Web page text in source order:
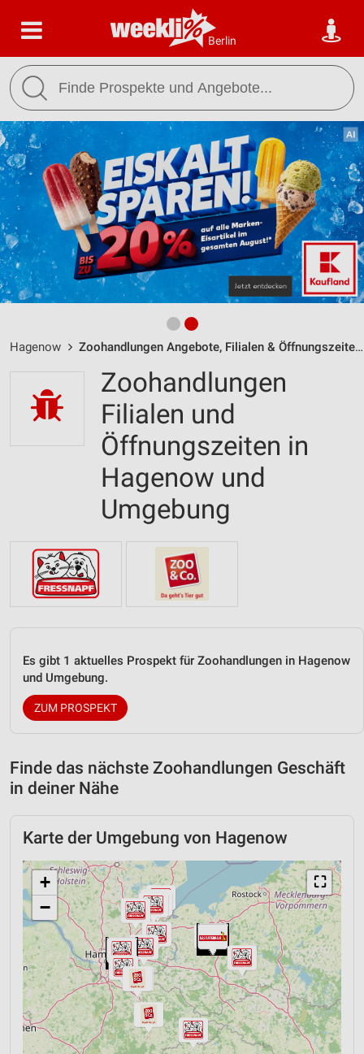
Berlin
Hagenow Zoohandlungen Angebote, Filialen & Öffnungszeiten
Zoohandlungen
Filialen und
Öffnungszeiten in
Hagenow und
Umgebung
Es gibt 1 aktuelles Prospekt für Zoohandlungen in Hagenow
und Umgebung.
ZUM PROSPEKT
Finde das nächste Zoohandlungen Geschäft
in deiner Nähe
Karte der Umgebung von Hagenow
⛶
+
−